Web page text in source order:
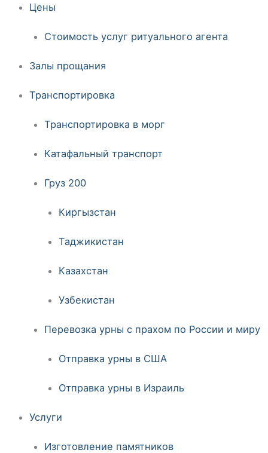
Цены
Стоимость услуг ритуального агента
Залы прощания
Транспортировка
Транспортировка в морг
Катафальный транспорт
Груз 200
Киргызстан
Таджикистан
Казахстан
Узбекистан
Перевозка урны с прахом по России и миру
Отправка урны в США
Отправка урны в Израиль
Услуги
Изготовление памятников